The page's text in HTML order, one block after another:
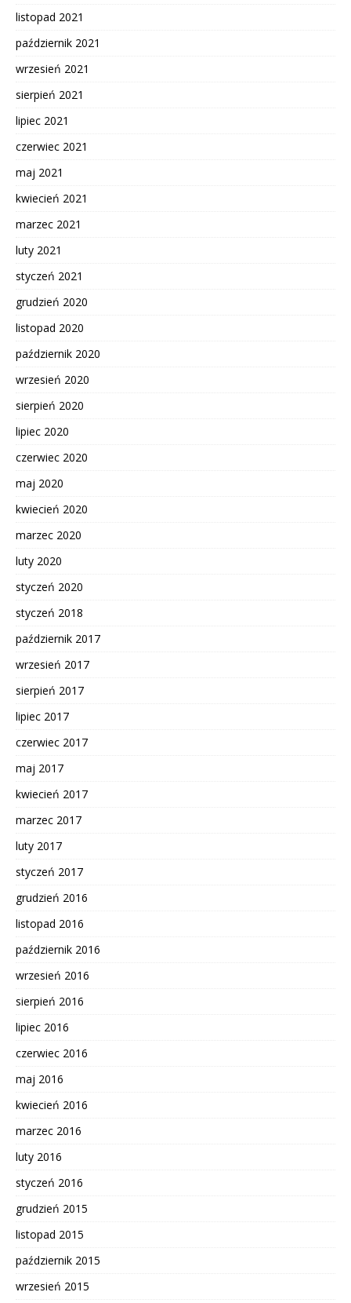
listopad 2021
październik 2021
wrzesień 2021
sierpień 2021
lipiec 2021
czerwiec 2021
maj 2021
kwiecień 2021
marzec 2021
luty 2021
styczeń 2021
grudzień 2020
listopad 2020
październik 2020
wrzesień 2020
sierpień 2020
lipiec 2020
czerwiec 2020
maj 2020
kwiecień 2020
marzec 2020
luty 2020
styczeń 2020
styczeń 2018
październik 2017
wrzesień 2017
sierpień 2017
lipiec 2017
czerwiec 2017
maj 2017
kwiecień 2017
marzec 2017
luty 2017
styczeń 2017
grudzień 2016
listopad 2016
październik 2016
wrzesień 2016
sierpień 2016
lipiec 2016
czerwiec 2016
maj 2016
kwiecień 2016
marzec 2016
luty 2016
styczeń 2016
grudzień 2015
listopad 2015
październik 2015
wrzesień 2015